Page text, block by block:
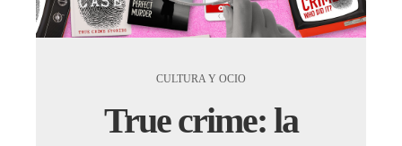
CULTURA Y OCIO
True crime: la